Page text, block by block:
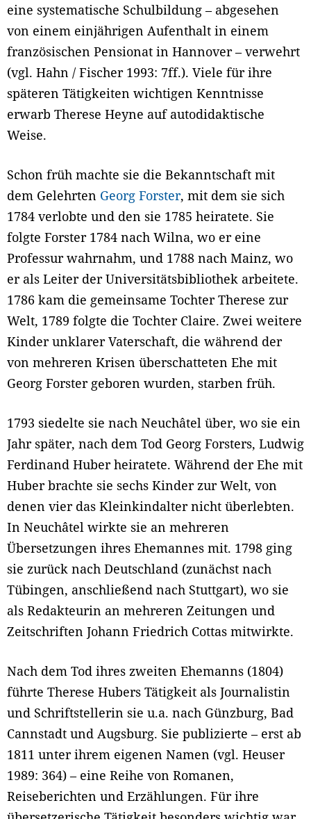
eine systematische Schulbildung – abgesehen
von einem einjährigen Aufenthalt in einem
französischen Pensionat in Hannover – verwehrt
(vgl. Hahn / Fischer 1993: 7ff.). Viele für ihre
späteren Tätigkeiten wichtigen Kenntnisse
erwarb Therese Heyne auf autodidaktische
Weise.
Schon früh machte sie die Bekanntschaft mit
dem Gelehrten Georg Forster, mit dem sie sich
1784 verlobte und den sie 1785 heiratete. Sie
folgte Forster 1784 nach Wilna, wo er eine
Professur wahrnahm, und 1788 nach Mainz, wo
er als Leiter der Universitätsbibliothek arbeitete.
1786 kam die gemeinsame Tochter Therese zur
Welt, 1789 folgte die Tochter Claire. Zwei weitere
Kinder unklarer Vaterschaft, die während der
von mehreren Krisen überschatteten Ehe mit
Georg Forster geboren wurden, starben früh.
1793 siedelte sie nach Neuchâtel über, wo sie ein
Jahr später, nach dem Tod Georg Forsters, Ludwig
Ferdinand Huber heiratete. Während der Ehe mit
Huber brachte sie sechs Kinder zur Welt, von
denen vier das Kleinkindalter nicht überlebten.
In Neuchâtel wirkte sie an mehreren
Übersetzungen ihres Ehemannes mit. 1798 ging
sie zurück nach Deutschland (zunächst nach
Tübingen, anschließend nach Stuttgart), wo sie
als Redakteurin an mehreren Zeitungen und
Zeitschriften Johann Friedrich Cottas mitwirkte.
Nach dem Tod ihres zweiten Ehemanns (1804)
führte Therese Hubers Tätigkeit als Journalistin
und Schriftstellerin sie u.a. nach Günzburg, Bad
Cannstadt und Augsburg. Sie publizierte – erst ab
1811 unter ihrem eigenen Namen (vgl. Heuser
1989: 364) – eine Reihe von Romanen,
Reiseberichten und Erzählungen. Für ihre